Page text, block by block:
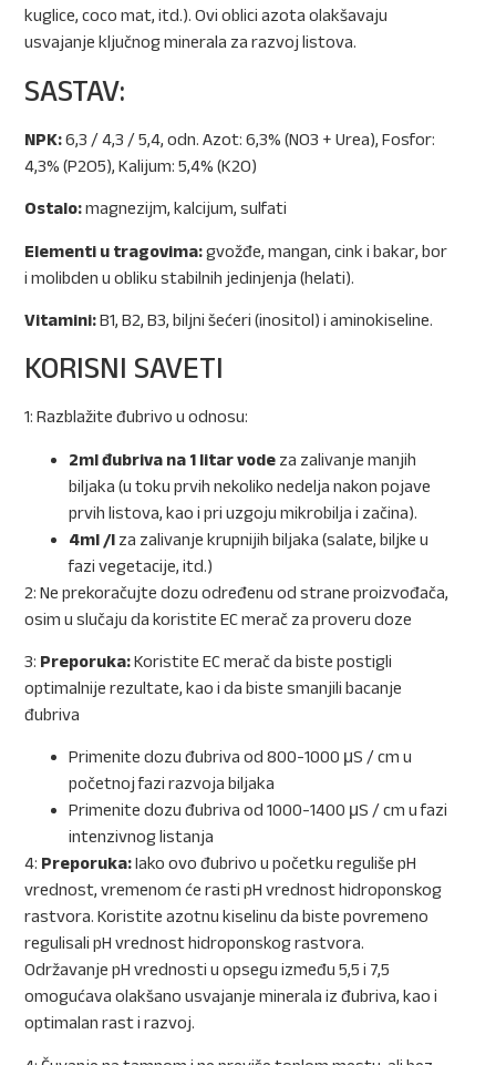
kuglice, coco mat, itd.). Ovi oblici azota olakšavaju
usvajanje ključnog minerala za razvoj listova.
SASTAV:
NPK:6,3 / 4,3 / 5,4, odn. Azot: 6,3% (NO3 + Urea), Fosfor:
4,3% (P2O5), Kalijum: 5,4% (K2O)
Ostalo:magnezijm, kalcijum, sulfati
Elementi u tragovima:gvožđe, mangan, cink i bakar, bor
i molibden u obliku stabilnih jedinjenja (helati).
Vitamini:B1, B2, B3, biljni šećeri (inositol) i aminokiseline.
KORISNI SAVETI
1: Razblažite đubrivo u odnosu:
2ml đubriva na 1 litar vode za zalivanje manjih
biljaka (u toku prvih nekoliko nedelja nakon pojave
prvih listova, kao i pri uzgoju mikrobilja i začina).
4ml /l za zalivanje krupnijih biljaka (salate, biljke u
fazi vegetacije, itd.)
2: Ne prekoračujte dozu određenu od strane proizvođača,
osim u slučaju da koristite EC merač za proveru doze
3: Preporuka:Koristite EC merač da biste postigli
optimalnije rezultate, kao i da biste smanjili bacanje
đubriva
Primenite dozu đubriva od 800-1000 μS / cm u
početnoj fazi razvoja biljaka
Primenite dozu đubriva od 1000-1400 μS / cm u fazi
intenzivnog listanja
4: Preporuka:Iako ovo đubrivo u početku reguliše pH
vrednost, vremenom će rasti pH vrednost hidroponskog
rastvora. Koristite azotnu kiselinu da biste povremeno
regulisali pH vrednost hidroponskog rastvora.
Održavanje pH vrednosti u opsegu između 5,5 i 7,5
omogućava olakšano usvajanje minerala iz đubriva, kao i
optimalan rast i razvoj.